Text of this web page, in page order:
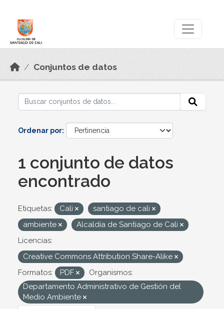
Conjuntos de datos
Ordenar por
1 conjunto de datos
encontrado
Etiquetas: Cali
santiago de cali
ambiente
Alcaldía de Santiago de Cali
Licencias:
Creative Commons Attribution Share-Alike
Formatos:
PDF
Organismos:
Departamento Administrativo de Gestión del
Medio Ambiente